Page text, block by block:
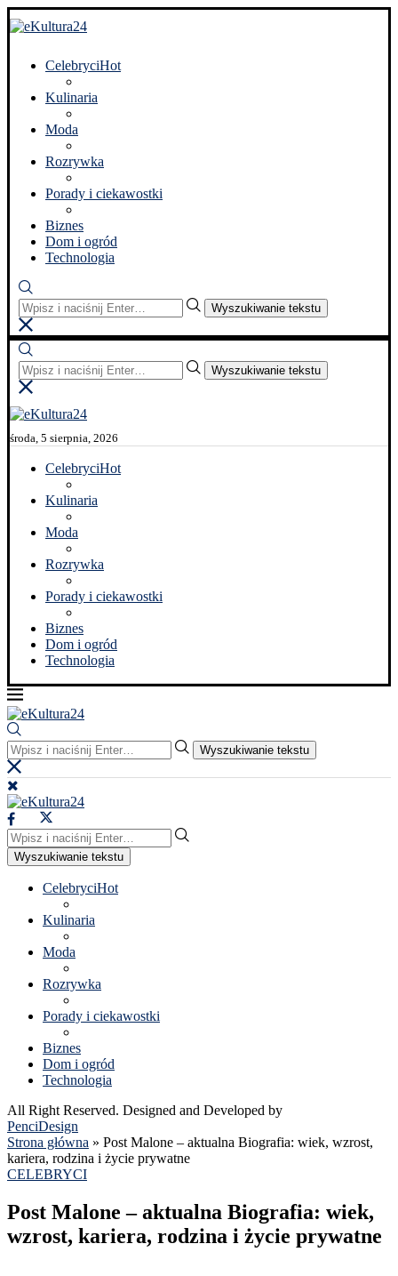
CelebryciHot
Kulinaria
Moda
Rozrywka
Porady i ciekawostki
Biznes
Dom i ogród
Technologia
Wyszukiwanie tekstu
Wyszukiwanie tekstu
środa, 5 sierpnia, 2026
CelebryciHot
Kulinaria
Moda
Rozrywka
Porady i ciekawostki
Biznes
Dom i ogród
Technologia
Wyszukiwanie tekstu
Wyszukiwanie tekstu
CelebryciHot
Kulinaria
Moda
Rozrywka
Porady i ciekawostki
Biznes
Dom i ogród
Technologia
All Right Reserved. Designed and Developed by
PenciDesign
Strona główna » Post Malone – aktualna Biografia: wiek, wzrost,
kariera, rodzina i życie prywatne
CELEBRYCI
Post Malone – aktualna Biografia: wiek,
wzrost, kariera, rodzina i życie prywatne